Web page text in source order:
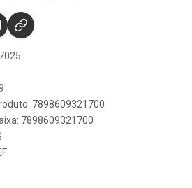
7898609321700
7898609321700